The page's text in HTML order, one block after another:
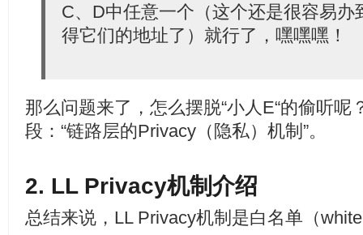
C、D中任意一个（这个还是很容易办
得它们的地址了）就行了，嘿嘿嘿！
那么问题来了，怎么摆脱“小人E“的偷听呢
段：“链路层的Privacy（隐私）机制”。
2. LL Privacy机制介绍
总结来说，LL Privacy机制是白名单（